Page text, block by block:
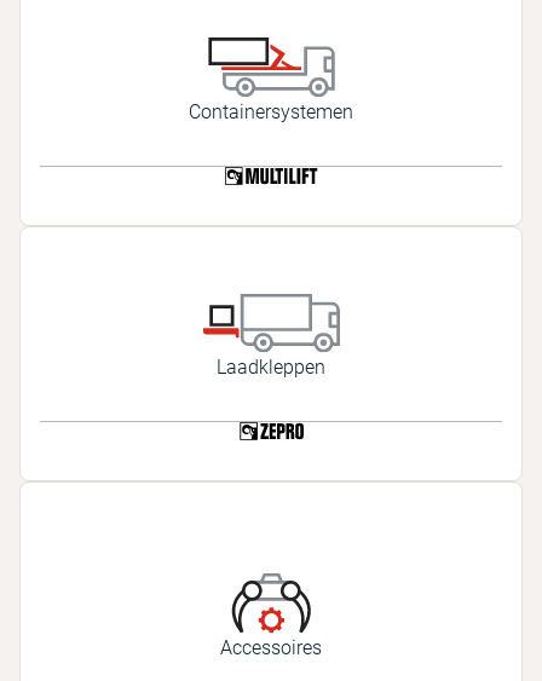
Containersystemen
Laadkleppen
Accessoires